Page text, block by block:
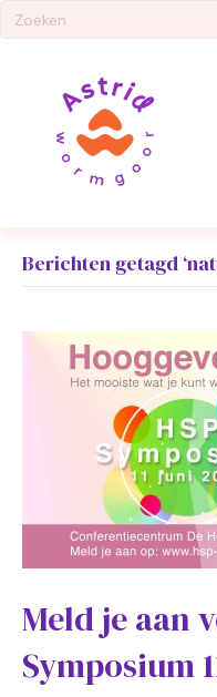
Berichten getagd
Meld je aan
Symposium